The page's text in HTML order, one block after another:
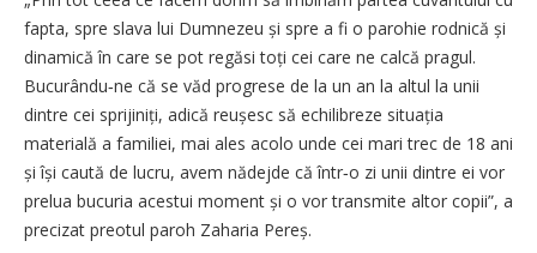
fapta, spre slava lui Dumnezeu și spre a fi o parohie rodnică și
dinamică în care se pot regăsi toți cei care ne calcă pragul.
Bucurându‑ne că se văd progrese de la un an la altul la unii
dintre cei sprijiniți, adică reușesc să echilibreze situația
materială a familiei, mai ales acolo unde cei mari trec de 18 ani
și își caută de lucru, avem nădejde că într‑o zi unii dintre ei vor
prelua bucuria acestui moment și o vor transmite altor copii”, a
precizat preotul paroh Zaharia Pereș.